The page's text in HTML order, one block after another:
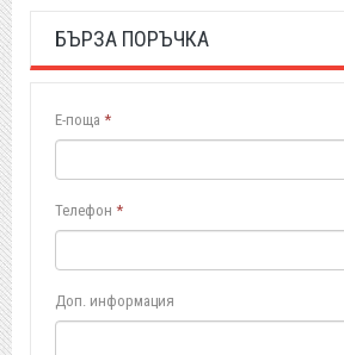
БЪРЗА ПОРЪЧКА
Е-поща *
Телефон *
Доп. информация